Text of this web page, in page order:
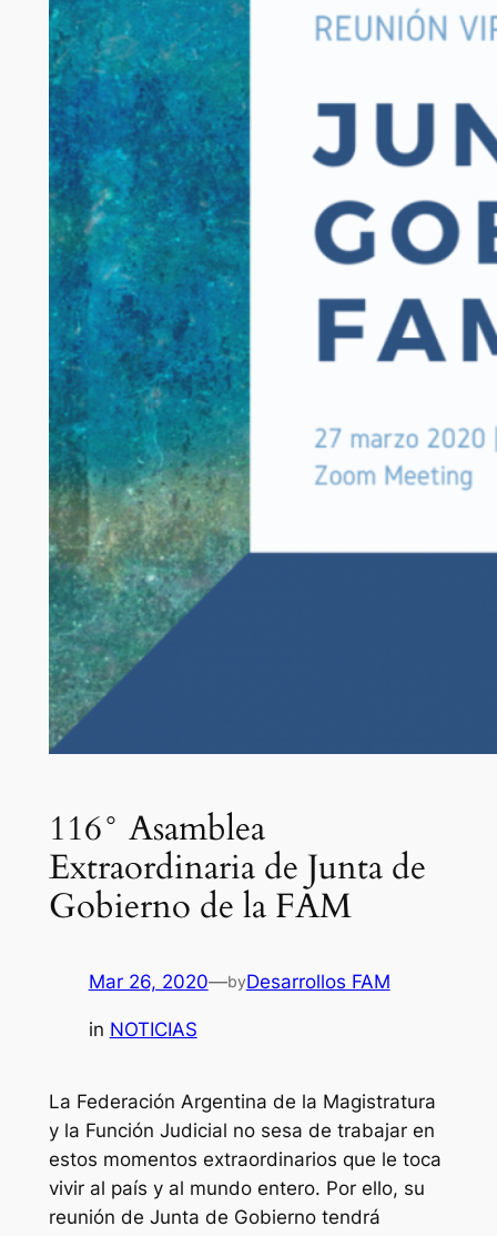
116° Asamblea
Extraordinaria de Junta de
Gobierno de la FAM
Mar 26, 2020—byDesarrollos FAM
in NOTICIAS
La Federación Argentina de la Magistratura
y la Función Judicial no sesa de trabajar en
estos momentos extraordinarios que le toca
vivir al país y al mundo entero. Por ello, su
reunión de Junta de Gobierno tendrá